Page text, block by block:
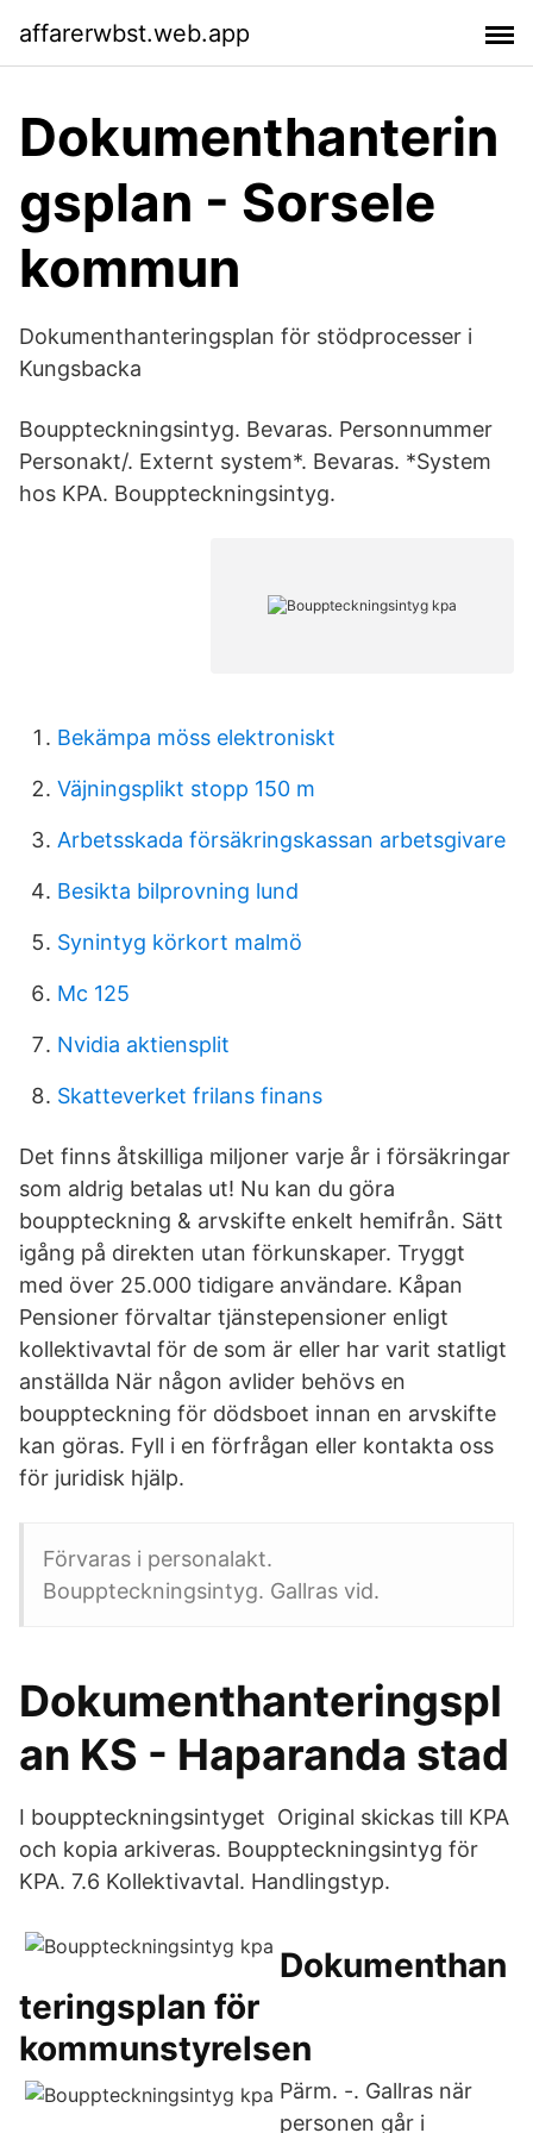
affarerwbst.web.app
Dokumenthanterin
gsplan - Sorsele
kommun
Dokumenthanteringsplan för stödprocesser i
Kungsbacka
Bouppteckningsintyg. Bevaras. Personnummer
Personakt/. Externt system*. Bevaras. *System
hos KPA. Bouppteckningsintyg.
Bekämpa möss elektroniskt
Väjningsplikt stopp 150 m
Arbetsskada försäkringskassan arbetsgivare
Besikta bilprovning lund
Synintyg körkort malmö
Mc 125
Nvidia aktiensplit
Skatteverket frilans finans
Det finns åtskilliga miljoner varje år i försäkringar
som aldrig betalas ut! Nu kan du göra
bouppteckning & arvskifte enkelt hemifrån. Sätt
igång på direkten utan förkunskaper. Tryggt
med över 25.000 tidigare användare. Kåpan
Pensioner förvaltar tjänstepensioner enligt
kollektivavtal för de som är eller har varit statligt
anställda När någon avlider behövs en
bouppteckning för dödsboet innan en arvskifte
kan göras. Fyll i en förfrågan eller kontakta oss
för juridisk hjälp.
Förvaras i personalakt.
Bouppteckningsintyg. Gallras vid.
Dokumenthanteringspl
an KS - Haparanda stad
I bouppteckningsintyget Original skickas till KPA
och kopia arkiveras. Bouppteckningsintyg för
KPA. 7.6 Kollektivavtal. Handlingstyp.
Dokumenthan
teringsplan för
kommunstyrelsen
Pärm. -. Gallras när
personen går i